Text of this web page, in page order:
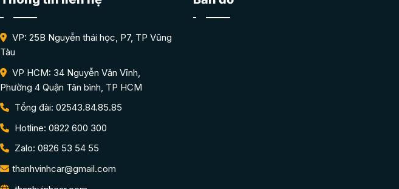
VP: 25B Nguyễn thái học, P7, TP Vũng
Tàu
VP HCM: 34 Nguyễn Văn Vĩnh,
Phường 4 Quận Tân bình, TP HCM
Tổng đài: 02543.84.85.85
Hotline: 0822 600 300
Zalo: 0826 53 54 55
thanhvinhcar@gmail.com